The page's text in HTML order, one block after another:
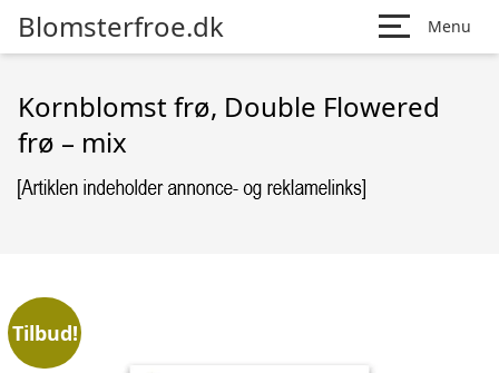
Blomsterfroe.dk Menu
Kornblomst frø, Double Flowered
frø – mix
Tilbud!